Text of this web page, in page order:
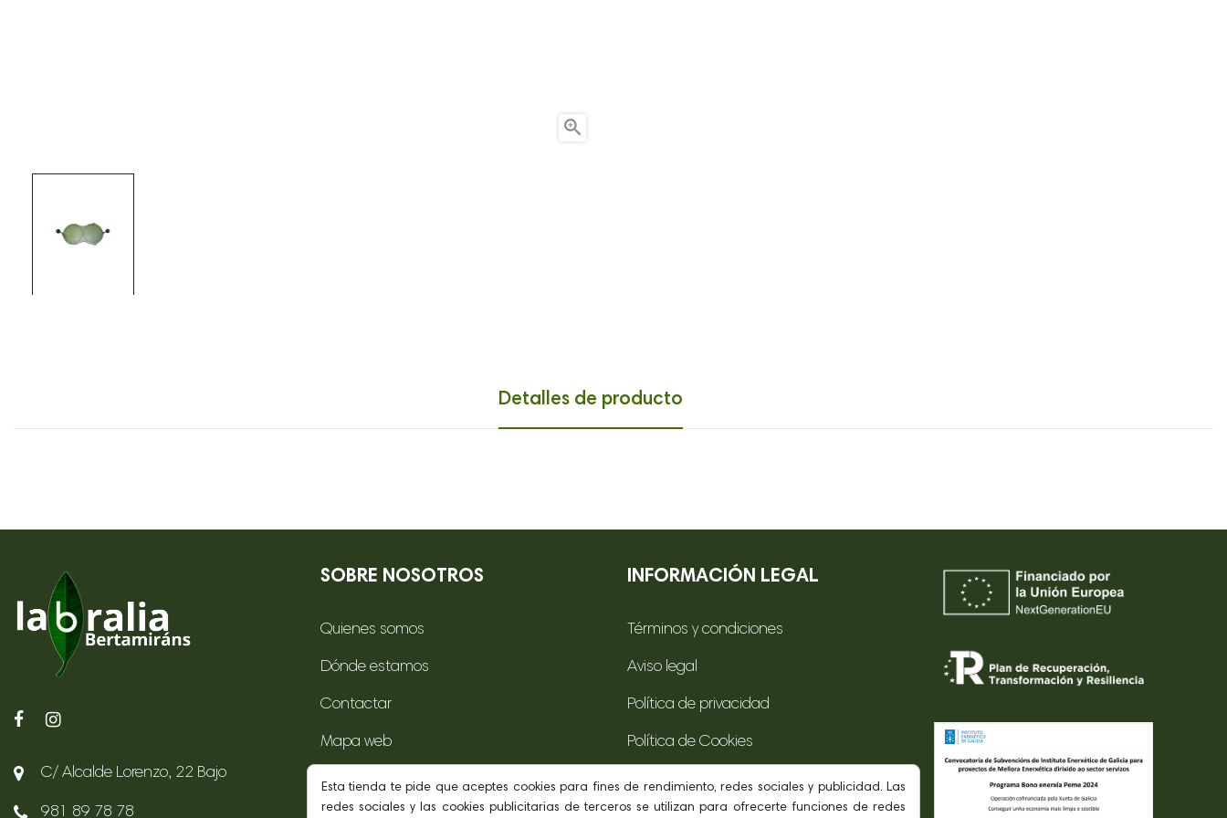

Detalles de producto
C/ Alcalde Lorenzo, 22 Bajo
981 89 78 78
SOBRE NOSOTROS
Quienes somos
Dónde estamos
Contactar
Mapa web
Cuenta cliente
INFORMACIÓN LEGAL
Términos y condiciones
Aviso legal
Política de privacidad
Política de Cookies
Declaración de accesibilidad
Esta tienda te pide que aceptes cookies para fines de rendimiento, redes sociales y publicidad. Las
redes sociales y las cookies publicitarias de terceros se utilizan para ofrecerte funciones de redes